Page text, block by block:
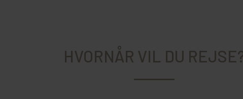
HVORNÅR VIL DU